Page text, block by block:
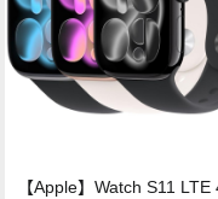
【Apple】Watch S11 LTE